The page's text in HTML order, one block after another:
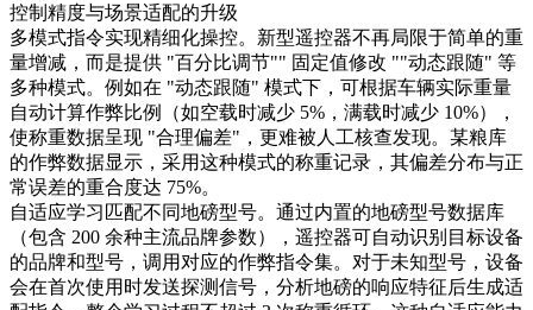
控制精度与场景适配的升级​
多模式指令实现精细化操控。新型遥控器不再局限于简单的重
量增减，而是提供 "百分比调节"" 固定值修改 ""动态跟随" 等
多种模式。例如在 "动态跟随" 模式下，可根据车辆实际重量
自动计算作弊比例（如空载时减少 5%，满载时减少 10%），
使称重数据呈现 "合理偏差"，更难被人工核查发现。某粮库
的作弊数据显示，采用这种模式的称重记录，其偏差分布与正
常误差的重合度达 75%。​
自适应学习匹配不同地磅型号。通过内置的地磅型号数据库
（包含 200 余种主流品牌参数），遥控器可自动识别目标设备
的品牌和型号，调用对应的作弊指令集。对于未知型号，设备
会在首次使用时发送探测信号，分析地磅的响应特征后生成适